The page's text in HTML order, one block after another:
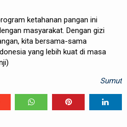
ketahanan pangan ini
masyarakat. Dengan gizi
kita bersama-sama
yang lebih kuat di masa
Sumut